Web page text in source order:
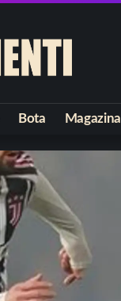
Bota Magazina